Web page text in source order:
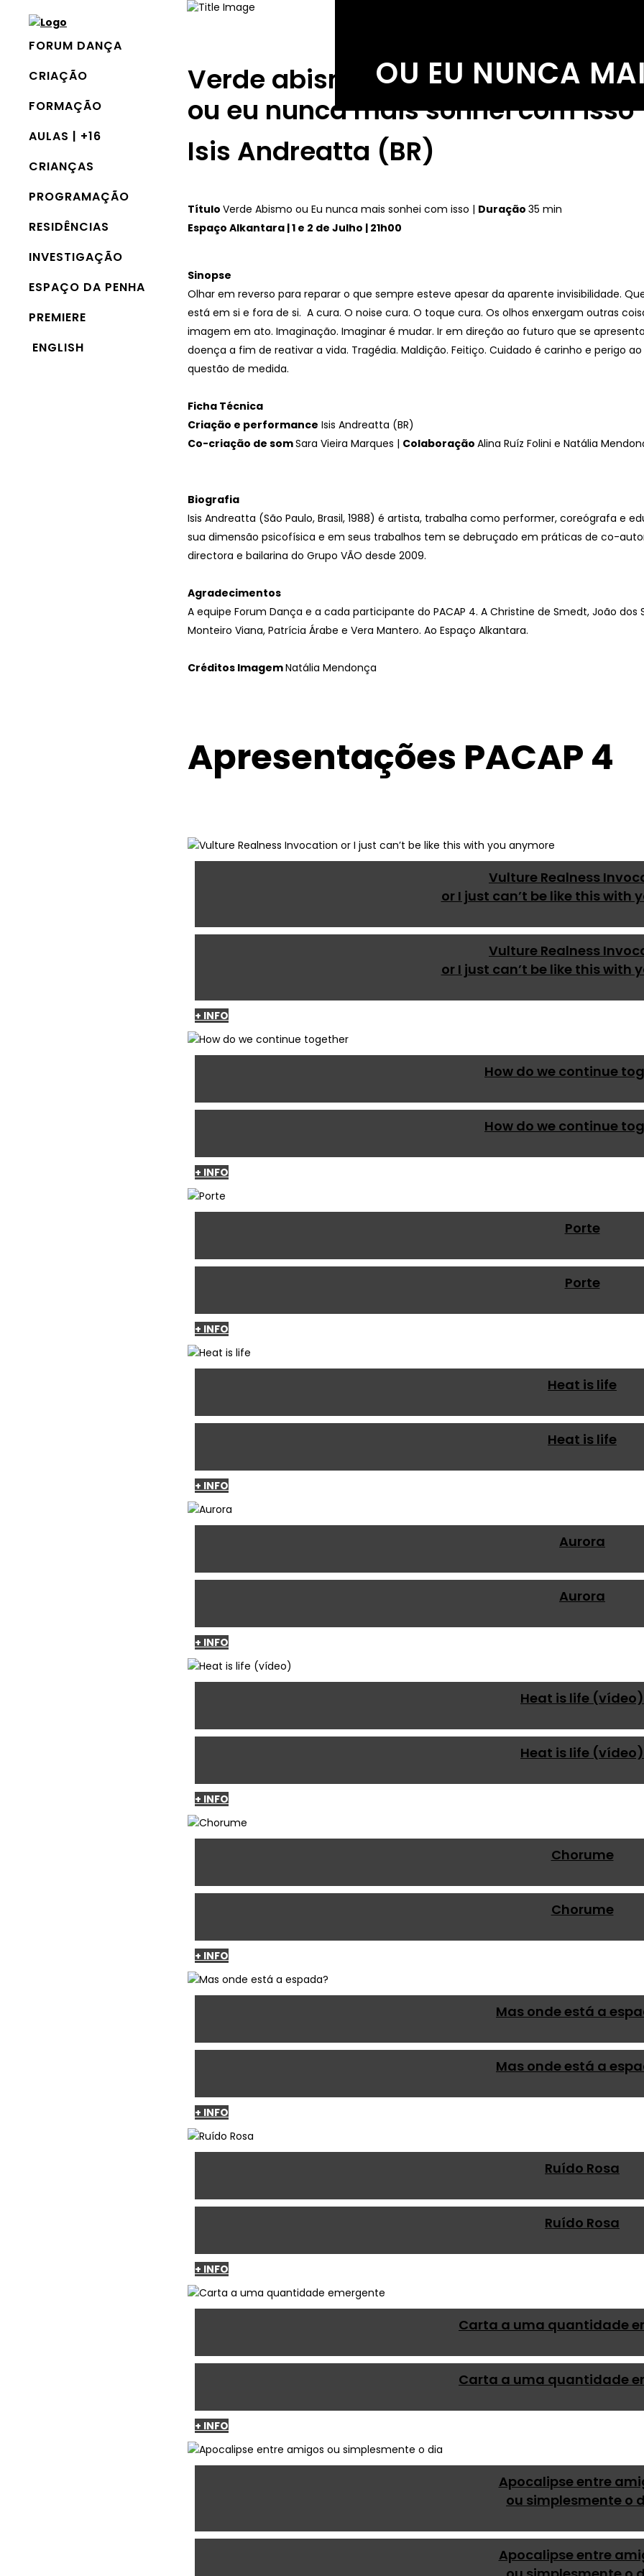
FORUM DANÇA
CRIAÇÃO
FORMAÇÃO
AULAS | +16
CRIANÇAS
PROGRAMAÇÃO
RESIDÊNCIAS
INVESTIGAÇÃO
ESPAÇO DA PENHA
PREMIERE
ENGLISH
OU EU NUNCA
Verde abismo
ou eu nunca mais sonhei com isso
Isis Andreatta (BR)
Título Verde Abismo ou Eu nunca mais sonhei com isso | Duração 35 min
Espaço Alkantara | 1 e 2 de Julho | 21h00
Sinopse
Olhar em reverso para reparar o que sempre esteve apesar da aparente invisibilidade.
está em si e fora de si. A cura. O noise cura. O toque cura. Os olhos enxergam outras
imagem em ato. Imaginação. Imaginar é mudar. Ir em direção ao futuro que se
doença a fim de reativar a vida. Tragédia. Maldição. Feitiço. Cuidado é carinho e perigo
questão de medida.
Ficha Técnica
Criação e performance Isis Andreatta (BR)
Co-criação de somSara Vieira Marques | Colaboração Alina Ruíz Folini e Natália
Biografia
Isis Andreatta (São Paulo, Brasil, 1988) é artista, trabalha como performer, coreógrafa e
sua dimensão psicofísica e em seus trabalhos tem se debruçado em práticas de co-
directora e bailarina do Grupo VÃO desde 2009.
Agradecimentos
A equipe Forum Dança e a cada participante do PACAP 4. A Christine de Smedt, João dos
Monteiro Viana, Patrícia Árabe e Vera Mantero. Ao Espaço Alkantara.
Créditos ImagemNatália Mendonça
Apresentações PACAP 4
Vulture Realness
or I just can’t be like this with
Vulture Realness
or I just can’t be like this with
+ INFO
How do we continue
How do we continue
+ INFO
Porte
Porte
+ INFO
Heat is life
Heat is life
+ INFO
Aurora
Aurora
+ INFO
Heat is life (vídeo)
Heat is life (vídeo)
+ INFO
Chorume
Chorume
+ INFO
Mas onde está a
Mas onde está a
+ INFO
Ruído Rosa
Ruído Rosa
+ INFO
Carta a uma quantidade
Carta a uma quantidade
+ INFO
Apocalipse entre
ou simplesmente o
Apocalipse entre